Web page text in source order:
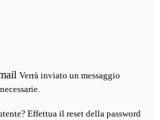
Verrà inviato un messaggio
Effettua il reset della password